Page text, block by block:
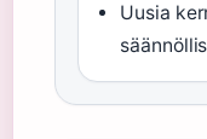
Uusia